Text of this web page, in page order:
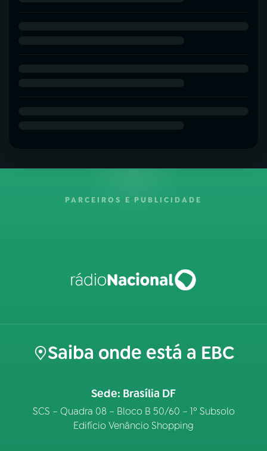
PARCEIROS E PUBLICIDADE
Saiba onde está a EBC
Sede: Brasília DF
SCS – Quadra 08 – Bloco B 50/60 – 1º Subsolo
Edifício Venâncio Shopping